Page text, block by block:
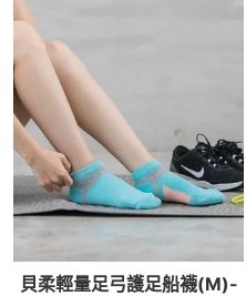
貝柔輕量足弓護足船襪(M)-